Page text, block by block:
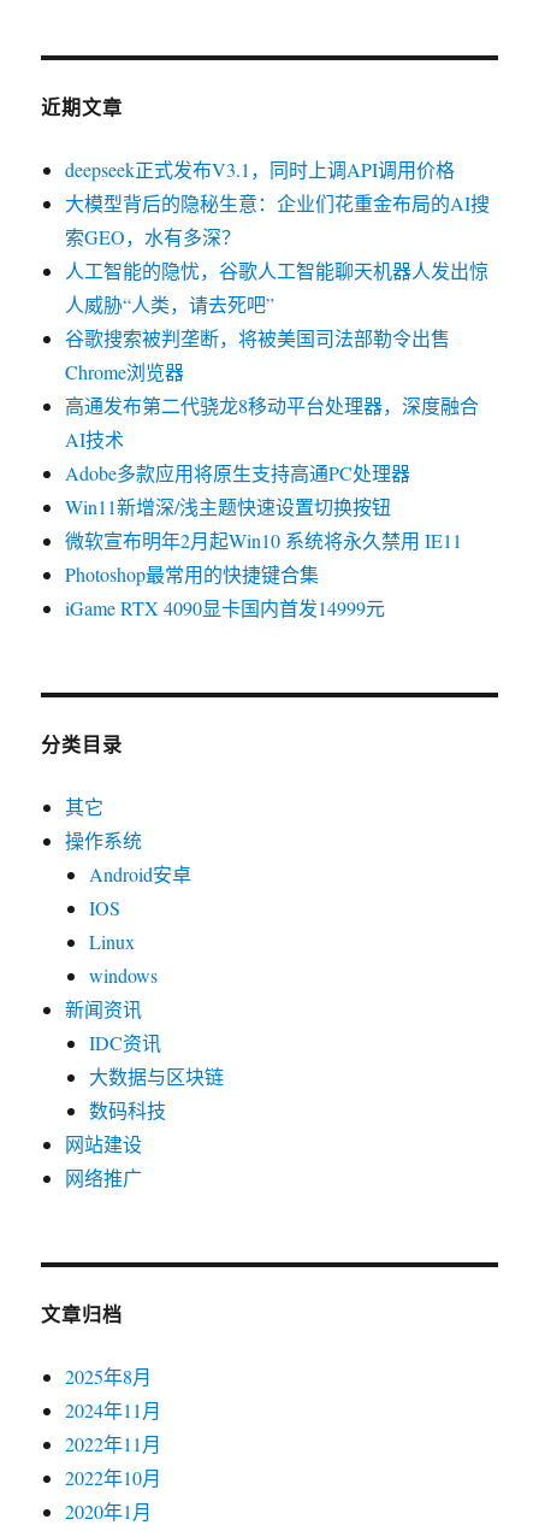
先
玩
熊
证
近期文章
deepseek正式发布V3.1，同时上调API调用价格
大模型背后的隐秘生意：企业们花重金布局的AI搜
索GEO，水有多深？
人工智能的隐忧，谷歌人工智能聊天机器人发出惊
人威胁“人类，请去死吧”
谷歌搜索被判垄断，将被美国司法部勒令出售
Chrome浏览器
高通发布第二代骁龙8移动平台处理器，深度融合
AI技术
Adobe多款应用将原生支持高通PC处理器
Win11新增深/浅主题快速设置切换按钮
微软宣布明年2月起Win10 系统将永久禁用 IE11
Photoshop最常用的快捷键合集
iGame RTX 4090显卡国内首发14999元
分类目录
其它
操作系统
Android安卓
IOS
Linux
windows
新闻资讯
IDC资讯
大数据与区块链
数码科技
网站建设
网络推广
文章归档
2025年8月
2024年11月
2022年11月
2022年10月
2020年1月